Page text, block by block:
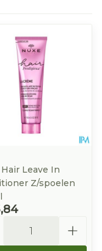
Leave In
Z/spoelen